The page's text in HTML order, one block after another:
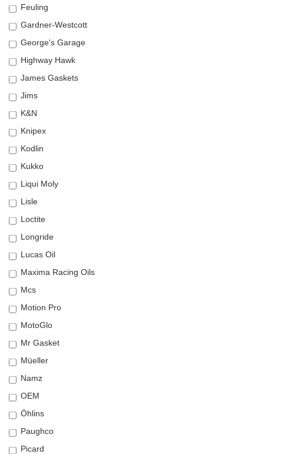
Feuling
Gardner-Westcott
George's Garage
Highway Hawk
James Gaskets
Jims
K&N
Knipex
Kodlin
Kukko
Liqui Moly
Lisle
Loctite
Longride
Lucas Oil
Maxima Racing Oils
Mcs
Motion Pro
MotoGlo
Mr Gasket
Müeller
Namz
OEM
Öhlins
Paughco
Picard